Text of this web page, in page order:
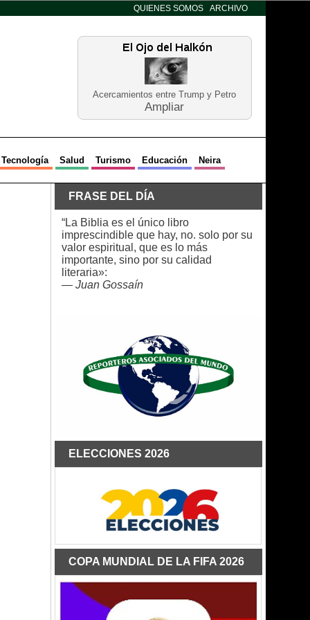
QUIENES SOMOS ARCHIVO
Acercamientos entre Trump y Petro
Ampliar
Tecnología Salud Turismo Educación Neira
FRASE DEL DÍA
“La Biblia es el único libro
imprescindible que hay, no. solo por su
valor espiritual, que es lo más
importante, sino por su calidad
literaria»:
— Juan Gossaín
ELECCIONES 2026
COPA MUNDIAL DE LA FIFA 2026